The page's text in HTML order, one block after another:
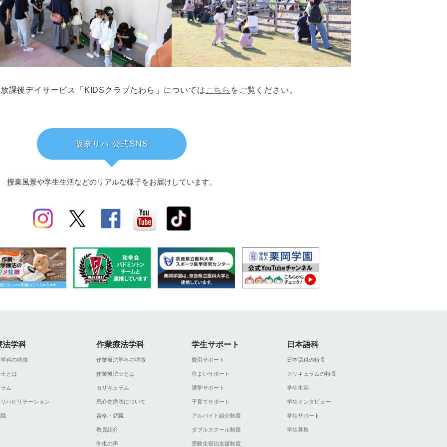
課後デイサービス「KIDSクラブたわら」については こちら をご覧ください。
阪奈リハ 公式SNS
授業風景や学生生活などのリアルな様子をお届けしています。
法学科
科の特徴
とは
ム
ハビリテーション
作業療法学科
作業療法学科の特徴
作業療法士とは
カリキュラム
馬介在療法について
資格・就職
教員紹介
学生の声
学生サポート
費用サポート
住まいサポート
通学サポート
子育てサポート
アルバイト紹介制度
ダブルスクール制度
受験生宿泊支援制度
日本語科
日本語科の特長
カリキュラムの特長
学生生活
学生インタビュー
学生サポート
学生募集